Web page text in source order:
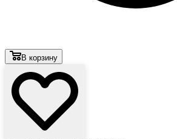
В корзину